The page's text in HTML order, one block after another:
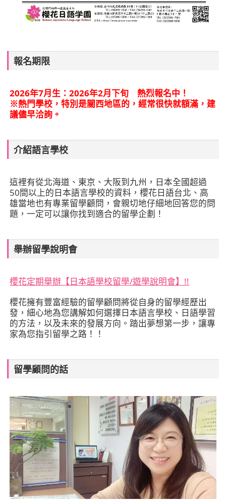
報名期限
2026年7月生：2026年2月下旬 熱烈報名中！
※熱門學校，特別是關西地區的，經常很快就額滿，建
議儘早洽詢。
介紹語言學校
這裡有從北海道、東京、大阪到九州，日本全國超過
50間以上的日本語言學校的資料，櫻花日語台北、高
雄當地也有專業留學顧問，會親切地仔細地回答您的問
題，一定可以讓你找到適合的留學企劃！
舉辦留學說明會
櫻花定期舉辦【日本語學校留學/遊學說明會】!!
櫻花擁有豐富經驗的留學顧問將從自身的留學經歷出
發，細心地為您講解如何選擇日本語言學校、日語學習
的方法，以及未來的發展方向。踏出夢想第一步，讓專
家為您指引留學之路！！
留學顧問的話